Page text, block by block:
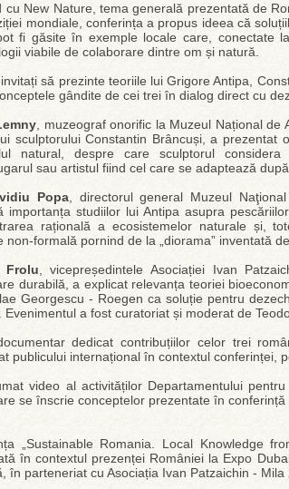
cu New Nature, tema generală prezentată de
mondiale, conferința a propus ideea că
fi găsite în exemple locale care, conectate
viabile de colaborare dintre om și natură.
să prezinte teoriile lui Grigore Antipa,
gândite de cei trei în dialog direct cu
, muzeograf onorific la Muzeul Național
sculptorului Constantin Brâncuși, a prezentat
natural, despre care sculptorul
sau artistul fiind cel care se adaptează
Popa, directorul general Muzeul
importanța studiilor lui Antipa asupra
rațională a ecosistemelor naturale și,
non-formală pornind de la „diorama” inventată
Frolu , vicepreședintele Asociației Ivan
durabilă, a explicat relevanța teoriei
Georgescu - Roegen ca soluție pentru
Evenimentul a fost curatoriat și moderat de
dedicat contribuțiilor celor trei
publicului internațional în contextul conferinței,
video al activităților Departamentului
se înscrie conceptelor prezentate în
„Sustainable Romania. Local Knowledge
în contextul prezenței României la Expo
în parteneriat cu Asociația Ivan Patzaichin - Mila